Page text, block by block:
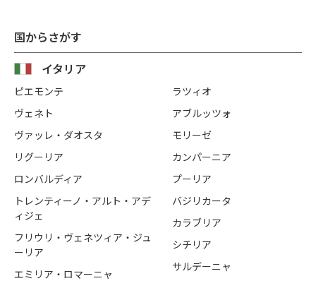
国からさがす
イタリア
ピエモンテ
ヴェネト
ヴァッレ・ダオスタ
リグーリア
ロンバルディア
トレンティーノ・アルト・アデ
ィジェ
フリウリ・ヴェネツィア・ジュ
ーリア
エミリア・ロマーニャ
ラツィオ
アブルッツォ
モリーゼ
カンパーニア
プーリア
バジリカータ
カラブリア
シチリア
サルデーニャ